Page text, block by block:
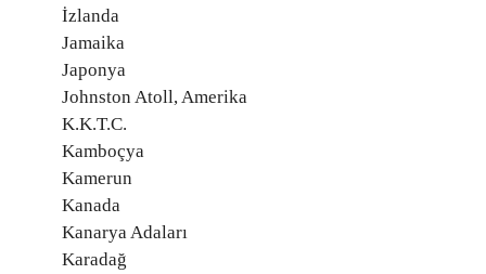
İzlanda
Jamaika
Japonya
Johnston Atoll, Amerika
K.K.T.C.
Kamboçya
Kamerun
Kanada
Kanarya Adaları
Karadağ